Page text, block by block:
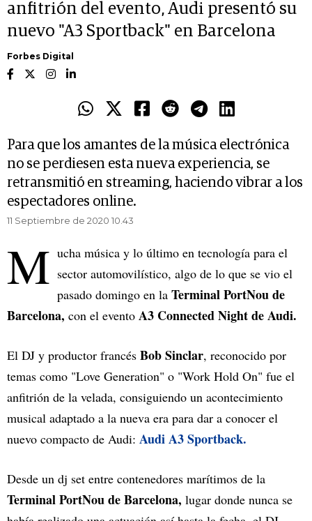
anfitrión del evento, Audi presentó su
nuevo "A3 Sportback" en Barcelona
Forbes Digital
Para que los amantes de la música electrónica
no se perdiesen esta nueva experiencia, se
retransmitió en streaming, haciendo vibrar a los
espectadores online.
11 Septiembre de 2020 10.43
M ucha música y lo último en tecnología para el
sector automovilístico, algo de lo que se vio el
pasado domingo en la Terminal PortNou de
Barcelona, con el evento A3 Connected Night de Audi.
El DJ y productor francés Bob Sinclar, reconocido por
temas como "Love Generation" o "Work Hold On" fue el
anfitrión de la velada, consiguiendo un acontecimiento
musical adaptado a la nueva era para dar a conocer el
nuevo compacto de Audi: Audi A3 Sportback.
Desde un dj set entre contenedores marítimos de la
Terminal PortNou de Barcelona, lugar donde nunca se